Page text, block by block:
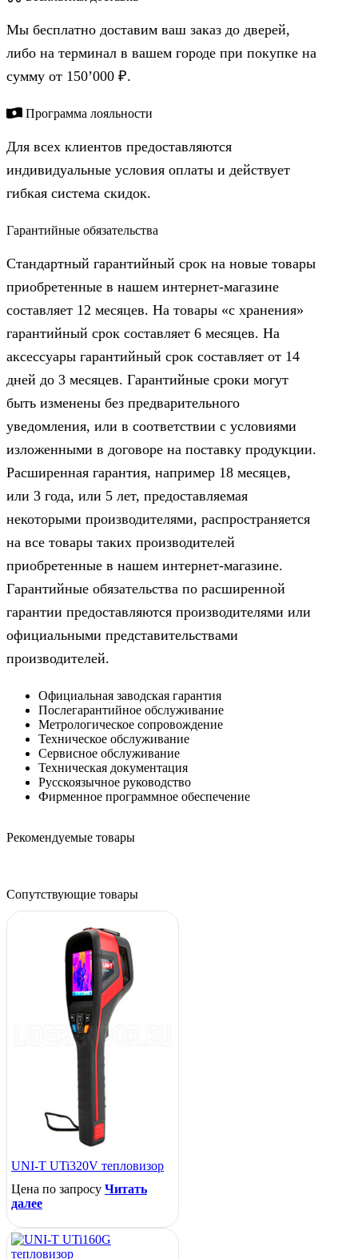
Мы бесплатно доставим ваш заказ до дверей,
либо на терминал в вашем городе при покупке на
сумму от 150’000 ₽.
Программа лояльности
Для всех клиентов предоставляются
индивидуальные условия оплаты и действует
гибкая система скидок.
Гарантийные обязательства
Стандартный гарантийный срок на новые товары
приобретенные в нашем интернет-магазине
составляет 12 месяцев. На товары «с хранения»
гарантийный срок составляет 6 месяцев. На
аксессуары гарантийный срок составляет от 14
дней до 3 месяцев. Гарантийные сроки могут
быть изменены без предварительного
уведомления, или в соответствии с условиями
изложенными в договоре на поставку продукции.
Расширенная гарантия, например 18 месяцев,
или 3 года, или 5 лет, предоставляемая
некоторыми производителями, распространяется
на все товары таких производителей
приобретенные в нашем интернет-магазине.
Гарантийные обязательства по расширенной
гарантии предоставляются производителями или
официальными представительствами
производителей.
Официальная заводская гарантия
Послегарантийное обслуживание
Метрологическое сопровождение
Техническое обслуживание
Сервисное обслуживание
Техническая документация
Русскоязычное руководство
Фирменное программное обеспечение
Рекомендуемые товары
Сопутствующие товары
UNI-T UTi320V тепловизор
Цена по запросу Читать
далее